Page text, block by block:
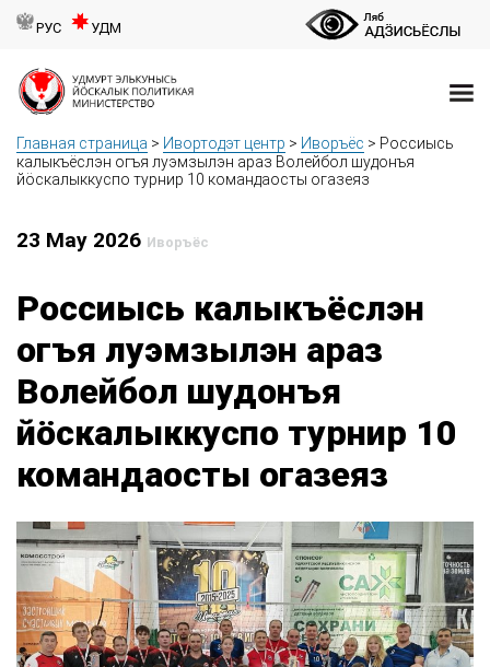
РУС УДМ
Главная страница > Ивортодэт центр > Иворъёс > Россиысь
калыкъёслэн огъя луэмзылэн араз Волейбол шудонъя
йӧскалыккуспо турнир 10 командаосты огазеяз
23 May 2026 Иворъёс
Россиысь калыкъёслэн
огъя луэмзылэн араз
Волейбол шудонъя
йӧскалыккуспо турнир 10
командаосты огазеяз